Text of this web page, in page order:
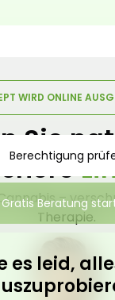
WIRD ONLINE
Sie
–
Therapie.
Berechtigung
Gratis Beratung
es leid,